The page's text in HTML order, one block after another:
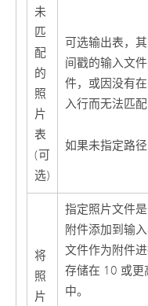
未
匹
配
的
照
片
表
(可
选)
可选输出表，
间戳的输入文
件，或因没有
入行而无法匹配
如果未指定路
将
照
片
指定照片文件
附件添加到输
文件作为附件
存储在 10 或更
中。